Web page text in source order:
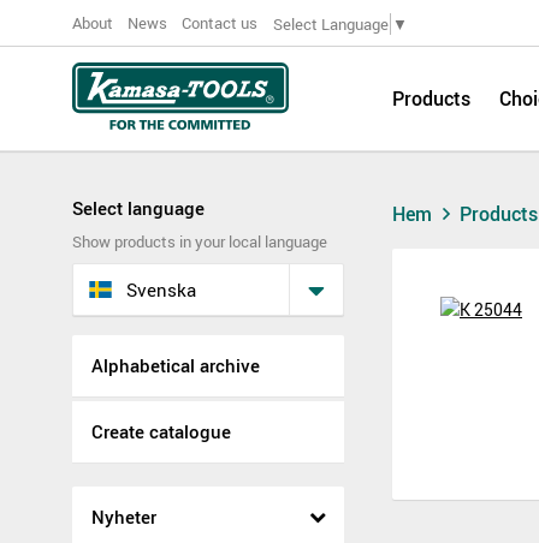
About News Contact us Select Language ▼
Products
Select language
Show products in your local language
Svenska
Alphabetical archive
Create catalogue
Nyheter
Hem